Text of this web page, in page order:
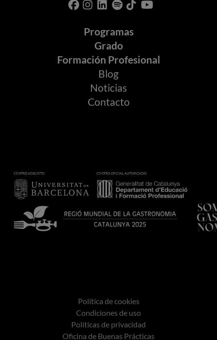
Programas
Grado
Formación Profesional
Blog
Noticias
Contacto
Política de cookies
Condiciones de uso
Políticas de privacidad
Oficina de Buenas Prácticas